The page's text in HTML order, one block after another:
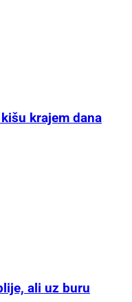
krajem dana
ali uz buru